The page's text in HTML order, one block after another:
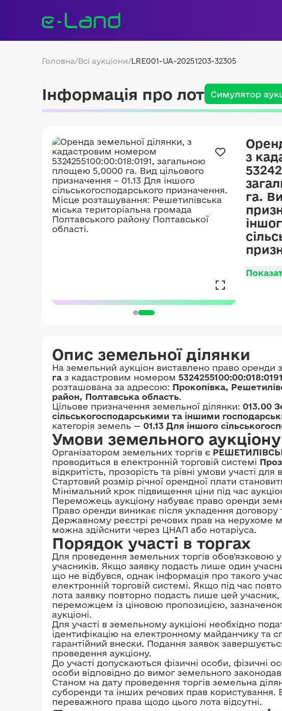
Головна/Всі аукціони/LRE001-UA-20251203-32305
Інформація про лот Симулятор
з
га.
Опис земельної ділянки
На земельний аукціон виставлено право оренди
га з кадастровим номером 5324255100:00:018:0191
розташована за адресою: Прокопівка,
район, Полтавська область.
Цільове призначення земельної ділянки: 013.00
сільськогосподарськими та іншими
категорія земель — 01.13 Для іншого
Умови земельного аукціону
Організатором земельних торгів є
проводиться в електронній торговій системі
відкритість, прозорість та рівні умови участі для
Стартовий розмір річної орендної плати
Мінімальний крок підвищення ціни під час
Переможець аукціону набуває право оренди
Право оренди виникає після укладення договору
Державному реєстрі речових прав на нерухоме
можна здійснити через ЦНАП або нотаріуса.
Порядок участі в торгах
Для проведення земельних торгів
учасників. Якщо заявку подасть лише один
що не відбувся, однак інформація про такого
електронній торговій системі. Якщо під час
лота заявку повторно подасть лише цей учасник,
переможцем із ціновою пропозицією,
аукціоні.
Для участі в земельному аукціоні необхідно
ідентифікацію на електронному майданчику та
гарантійний внески. Подання заявок
проведення аукціону.
До участі допускаються фізичні особи, фізичні
особи відповідно до вимог земельного
Станом на дату проведення торгів земельна
суборенди та інших речових прав користування.
переважного права щодо цього лота відсутні.